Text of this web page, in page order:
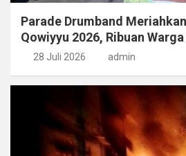
Parade Drumband
Qowiyyu 2026, Ribuan
28 Juli 2026 admin